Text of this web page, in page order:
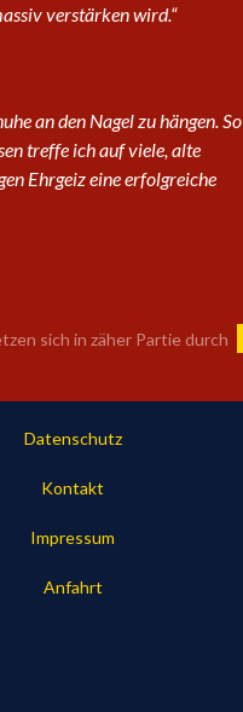
verstärken wird.“
an den Nagel zu hängen. So
treffe ich auf viele, alte
Ehrgeiz eine erfolgreiche
sich in zäher Partie durch
Datenschutz
Kontakt
Impressum
Anfahrt